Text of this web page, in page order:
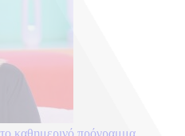
καθημερινό πρόγραμμα